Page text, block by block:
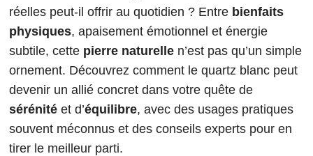
réelles peut-il offrir au quotidien ? Entre bienfaits
physiques, apaisement émotionnel et énergie
subtile, cette pierre naturelle n’est pas qu’un simple
ornement. Découvrez comment le quartz blanc peut
devenir un allié concret dans votre quête de
sérénité et d’équilibre, avec des usages pratiques
souvent méconnus et des conseils experts pour en
tirer le meilleur parti.